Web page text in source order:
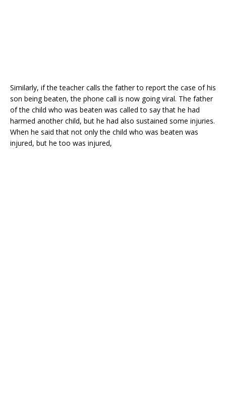
Similarly, if the teacher calls the father to report the case of his
son being beaten, the phone call is now going viral. The father
of the child who was beaten was called to say that he had
harmed another child, but he had also sustained some injuries.
When he said that not only the child who was beaten was
injured, but he too was injured,